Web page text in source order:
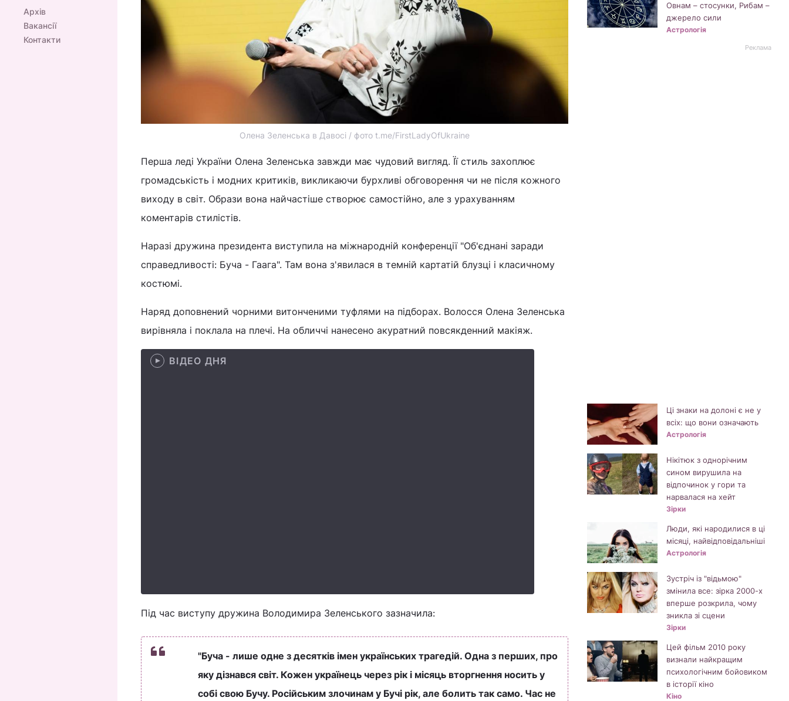
Архів
Вакансії
Контакти
Олена Зеленська в Давосі / фото t.me/FirstLadyOfUkraine
Перша леді України Олена Зеленська завжди має чудовий вигляд. Її стиль захоплює
громадськість і модних критиків, викликаючи бурхливі обговорення чи не після кожного
виходу в світ. Образи вона найчастіше створює самостійно, але з урахуванням
коментарів стилістів.
Наразі дружина президента виступила на міжнародній конференції "Об'єднані заради
справедливості: Буча - Гаага". Там вона з'явилася в темній картатій блузці і класичному
костюмі.
Наряд доповнений чорними витонченими туфлями на підборах. Волосся Олена Зеленська
вирівняла і поклала на плечі. На обличчі нанесено акуратний повсякденний макіяж.
ВІДЕО ДНЯ
Під час виступу дружина Володимира Зеленського зазначила:
"Буча - лише одне з десятків імен українських трагедій. Одна з перших, про
яку дізнався світ. Кожен українець через рік і місяць вторгнення носить у
собі свою Бучу. Російським злочинам у Бучі рік, але болить так само. Час не
Овнам – стосунки, Рибам –
джерело сили
Астрологія
Реклама
Ці знаки на долоні є не у
всіх: що вони означають
Астрологія
Нікітюк з однорічним
сином вирушила на
відпочинок у гори та
нарвалася на хейт
Зірки
Люди, які народилися в ці
місяці, найвідповідальніші
Астрологія
Зустріч із "відьмою"
змінила все: зірка 2000-х
вперше розкрила, чому
зникла зі сцени
Зірки
Цей фільм 2010 року
визнали найкращим
психологічним бойовиком
в історії кіно
Кіно